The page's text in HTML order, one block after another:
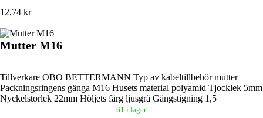
12,74 kr
Mutter M16
Tillverkare OBO BETTERMANN Typ av kabeltillbehör mutter
Packningsringens gänga M16 Husets material polyamid Tjocklek 5mm
Nyckelstorlek 22mm Höljets färg ljusgrå Gängstigning 1,5
61 i lager